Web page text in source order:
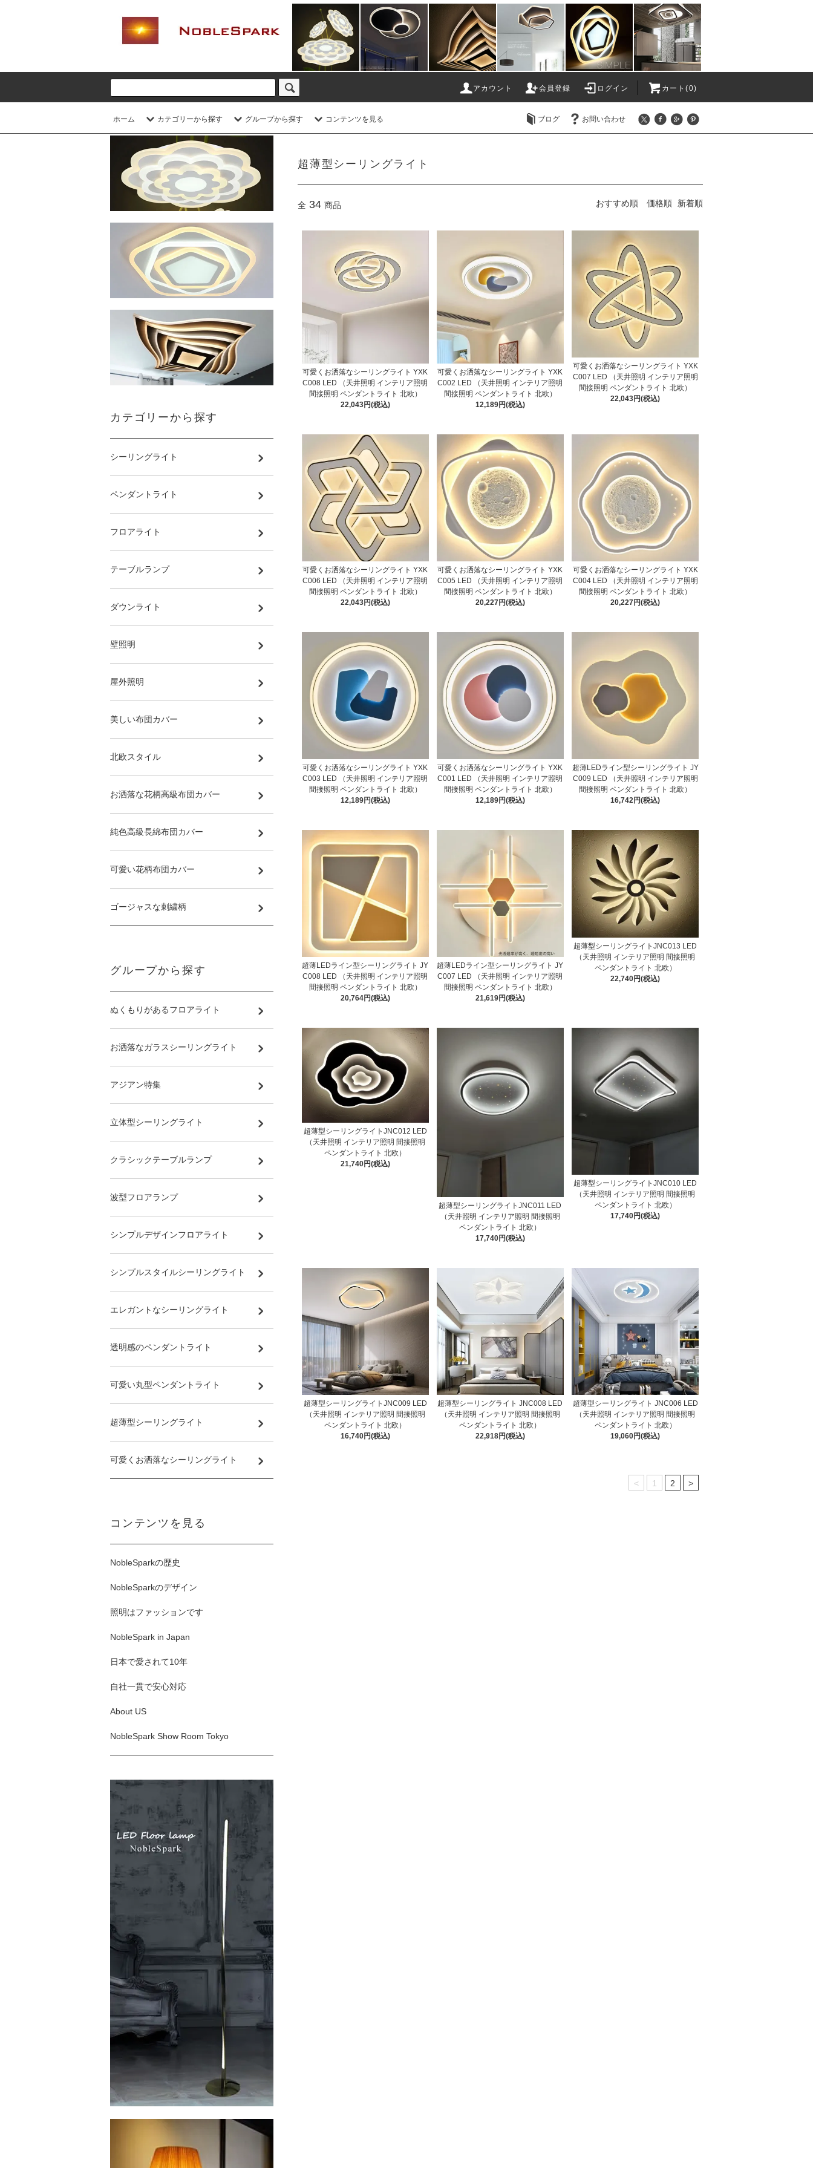
アカウント 会員登録 ログイン カート(0)
ホーム カテゴリーから探す グループから探す コンテンツを見る ブログ お問い合わせ
超薄型シーリングライト
全 34 商品 おすすめ順 価格順 新着順
可愛くお洒落なシーリングライト YXK
C008 LED （天井照明 インテリア照明
間接照明 ペンダントライト 北欧）
22,043円(税込)
可愛くお洒落なシーリングライト YXK
C002 LED （天井照明 インテリア照明
間接照明 ペンダントライト 北欧）
12,189円(税込)
可愛くお洒落なシーリングライト YXK
C007 LED （天井照明 インテリア照明
間接照明 ペンダントライト 北欧）
22,043円(税込)
可愛くお洒落なシーリングライト YXK
C006 LED （天井照明 インテリア照明
間接照明 ペンダントライト 北欧）
22,043円(税込)
可愛くお洒落なシーリングライト YXK
C005 LED （天井照明 インテリア照明
間接照明 ペンダントライト 北欧）
20,227円(税込)
可愛くお洒落なシーリングライト YXK
C004 LED （天井照明 インテリア照明
間接照明 ペンダントライト 北欧）
20,227円(税込)
可愛くお洒落なシーリングライト YXK
C003 LED （天井照明 インテリア照明
間接照明 ペンダントライト 北欧）
12,189円(税込)
可愛くお洒落なシーリングライト YXK
C001 LED （天井照明 インテリア照明
間接照明 ペンダントライト 北欧）
12,189円(税込)
超薄LEDライン型シーリングライト JY
C009 LED （天井照明 インテリア照明
間接照明 ペンダントライト 北欧）
16,742円(税込)
超薄LEDライン型シーリングライト JY
C008 LED （天井照明 インテリア照明
間接照明 ペンダントライト 北欧）
20,764円(税込)
超薄LEDライン型シーリングライト JY
C007 LED （天井照明 インテリア照明
間接照明 ペンダントライト 北欧）
21,619円(税込)
超薄型シーリングライトJNC013 LED
（天井照明 インテリア照明 間接照明
ペンダントライト 北欧）
22,740円(税込)
超薄型シーリングライトJNC012 LED
（天井照明 インテリア照明 間接照明
ペンダントライト 北欧）
21,740円(税込)
超薄型シーリングライトJNC011 LED
（天井照明 インテリア照明 間接照明
ペンダントライト 北欧）
17,740円(税込)
超薄型シーリングライトJNC010 LED
（天井照明 インテリア照明 間接照明
ペンダントライト 北欧）
17,740円(税込)
超薄型シーリングライトJNC009 LED
（天井照明 インテリア照明 間接照明
ペンダントライト 北欧）
16,740円(税込)
超薄型シーリングライト JNC008 LED
（天井照明 インテリア照明 間接照明
ペンダントライト 北欧）
22,918円(税込)
超薄型シーリングライト JNC006 LED
（天井照明 インテリア照明 間接照明
ペンダントライト 北欧）
19,060円(税込)
< 1 2 >
カテゴリーから探す
シーリングライト
ペンダントライト
フロアライト
テーブルランプ
ダウンライト
壁照明
屋外照明
美しい布団カバー
北欧スタイル
お洒落な花柄高級布団カバー
純色高級長綿布団カバー
可愛い花柄布団カバー
ゴージャスな刺繍柄
グループから探す
ぬくもりがあるフロアライト
お洒落なガラスシーリングライト
アジアン特集
立体型シーリングライト
クラシックテーブルランプ
波型フロアランプ
シンプルデザインフロアライト
シンプルスタイルシーリングライト
エレガントなシーリングライト
透明感のペンダントライト
可愛い丸型ペンダントライト
超薄型シーリングライト
可愛くお洒落なシーリングライト
コンテンツを見る
NobleSparkの歴史
NobleSparkのデザイン
照明はファッションです
NobleSpark in Japan
日本で愛されて10年
自社一貫で安心対応
About US
NobleSpark Show Room Tokyo